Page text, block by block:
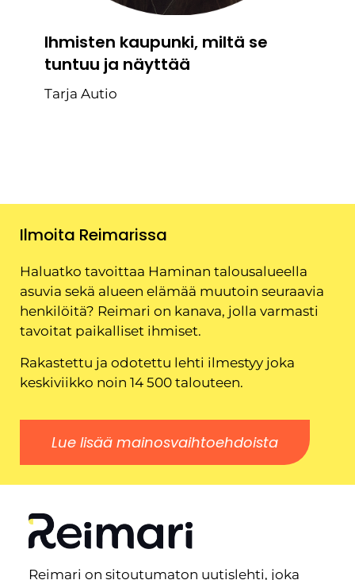
Ihmisten kaupunki, miltä se
tuntuu ja näyttää
Tarja Autio
Ilmoita Reimarissa
Haluatko tavoittaa Haminan talousalueella
asuvia sekä alueen elämää muutoin seuraavia
henkilöitä? Reimari on kanava, jolla varmasti
tavoitat paikalliset ihmiset.
Rakastettu ja odotettu lehti ilmestyy joka
keskiviikko noin 14 500 talouteen.
Lue lisää mainosvaihtoehdoista
Reimari on sitoutumaton uutislehti, joka